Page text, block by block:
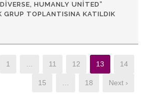
HUMANLY UNİTED”
GRUP TOPLANTISINA KATILDIK
1 11 12 13 14
15 18 Next ›